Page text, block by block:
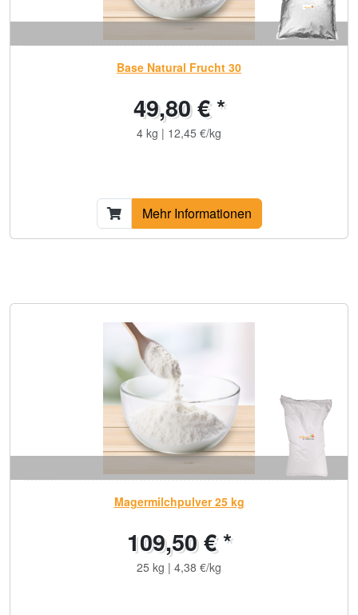
Base Natural Frucht 30
49,80 € *
4 kg | 12,45 €/kg
Mehr Informationen
Magermilchpulver 25 kg
109,50 € *
25 kg | 4,38 €/kg